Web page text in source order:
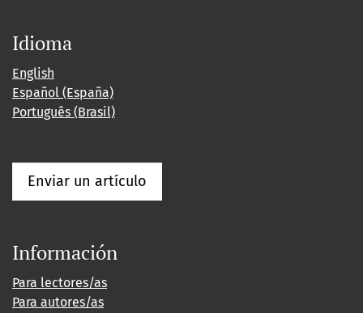
Idioma
English
Español (España)
Português (Brasil)
Enviar un artículo
Información
Para lectores/as
Para autores/as